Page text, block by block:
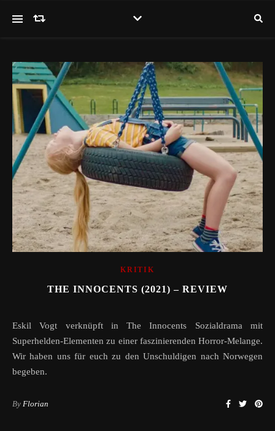
KRITIK
THE INNOCENTS (2021) – REVIEW
Eskil Vogt verknüpft in The Innocents Sozialdrama mit
Superhelden-Elementen zu einer faszinierenden Horror-Melange.
Wir haben uns für euch zu den Unschuldigen nach Norwegen
begeben.
By Florian